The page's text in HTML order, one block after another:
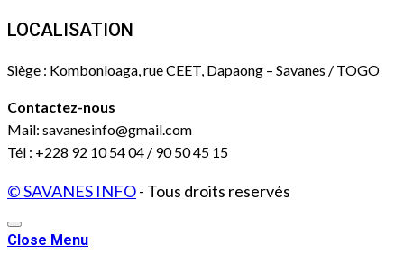
LOCALISATION
Siège : Kombonloaga, rue CEET, Dapaong – Savanes / TOGO
Contactez-nous
Mail: savanesinfo@gmail.com
Tél : +228 92 10 54 04 / 90 50 45 15
© SAVANES INFO- Tous droits reservés
Close Menu